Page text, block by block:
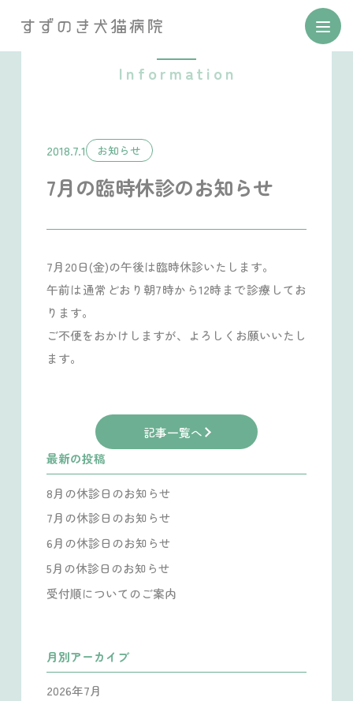
お知らせ
2018.7.1 お知らせ
7月の臨時休診のお知らせ
7月20日(金)の午後は臨時休診いたします。
午前は通常どおり朝7時から12時まで診療してお
ります。
ご不便をおかけしますが、よろしくお願いいたし
ます。
記事一覧へ
最新の投稿
8月の休診日のお知らせ
7月の休診日のお知らせ
6月の休診日のお知らせ
5月の休診日のお知らせ
受付順についてのご案内
月別アーカイブ
2026年7月